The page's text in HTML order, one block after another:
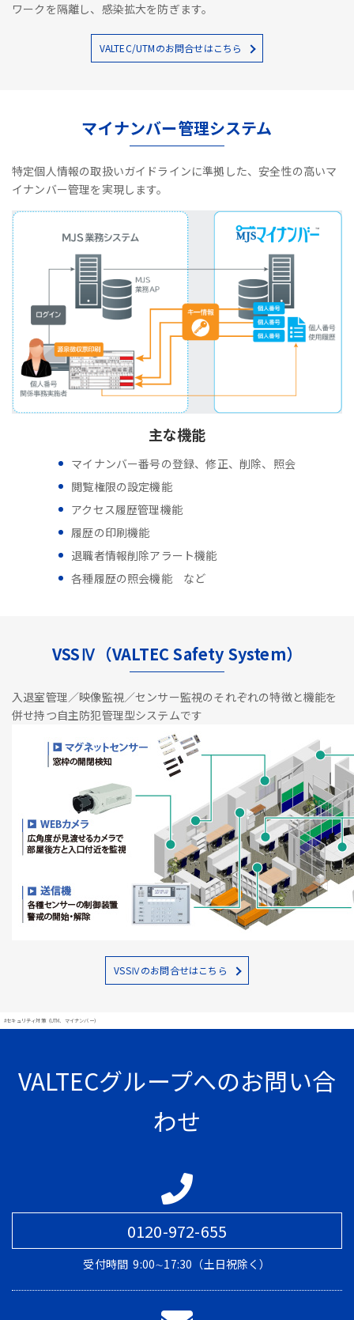
ワークを隔離し、感染拡大を防ぎます。
VALTEC/UTMのお問合せはこちら
マイナンバー管理システム
特定個人情報の取扱いガイドラインに準拠した、安全性の高いマ
イナンバー管理を実現します。
主な機能
マイナンバー番号の登録、修正、削除、照会
閲覧権限の設定機能
アクセス履歴管理機能
履歴の印刷機能
退職者情報削除アラート機能
各種履歴の照会機能 など
VSSⅣ（VALTEC Safety System）
入退室管理／映像監視／センサー監視のそれぞれの特徴と機能を
併せ持つ自主防犯管理型システムです
VSSⅣのお問合せはこちら
#セキュリティ対策（UTM、マイナンバー）
VALTECグループへのお問い合
わせ
0120-972-655
受付時間 9:00∼17:30（土日祝除く）